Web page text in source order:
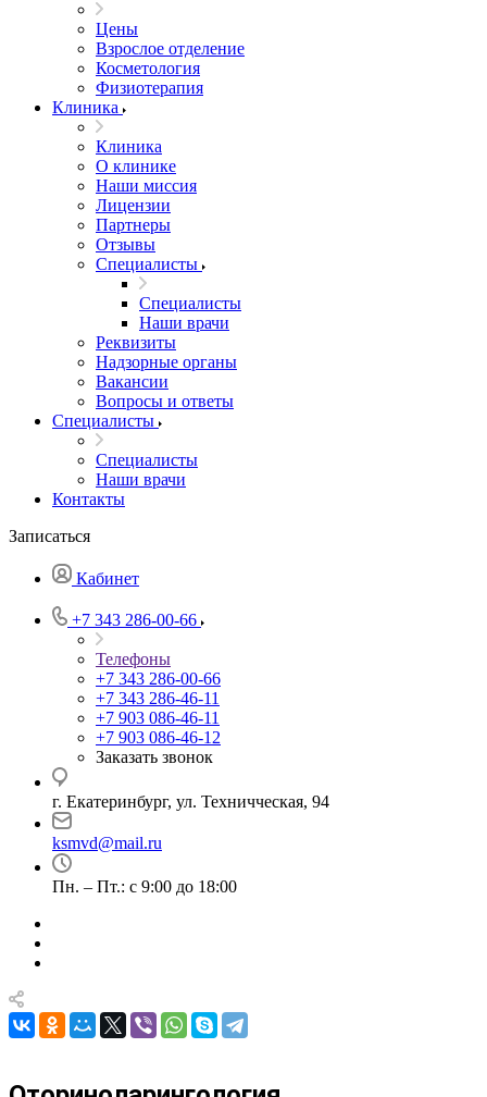
Цены
Взрослое отделение
Косметология
Физиотерапия
Клиника
Клиника
О клинике
Наши миссия
Лицензии
Партнеры
Отзывы
Специалисты
Специалисты
Наши врачи
Реквизиты
Надзорные органы
Вакансии
Вопросы и ответы
Специалисты
Специалисты
Наши врачи
Контакты
Записаться
Кабинет
+7 343 286-00-66
Телефоны
+7 343 286-00-66
+7 343 286-46-11
+7 903 086-46-11
+7 903 086-46-12
Заказать звонок
г. Екатеринбург, ул. Техничческая, 94
ksmvd@mail.ru
Пн. – Пт.: с 9:00 до 18:00